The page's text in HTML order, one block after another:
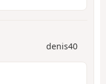
denis40